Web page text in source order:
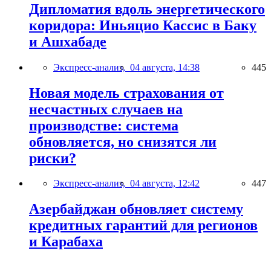
Дипломатия вдоль энергетического
коридора: Иньяцио Кассис в Баку
и Ашхабаде
Экспресс-анализ, 04 августа, 14:38 445
Новая модель страхования от
несчастных случаев на
производстве: система
обновляется, но снизятся ли
риски?
Экспресс-анализ, 04 августа, 12:42 447
Азербайджан обновляет систему
кредитных гарантий для регионов
и Карабаха